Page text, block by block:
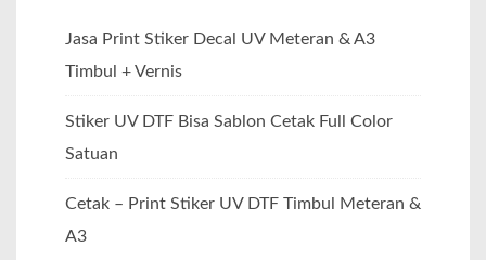
Jasa Print Stiker Decal UV Meteran & A3
Timbul + Vernis
Stiker UV DTF Bisa Sablon Cetak Full Color
Satuan
Cetak – Print Stiker UV DTF Timbul Meteran &
A3